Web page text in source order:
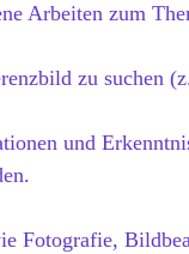
Arbeiten zum
zu suchen
und
Fotografie,